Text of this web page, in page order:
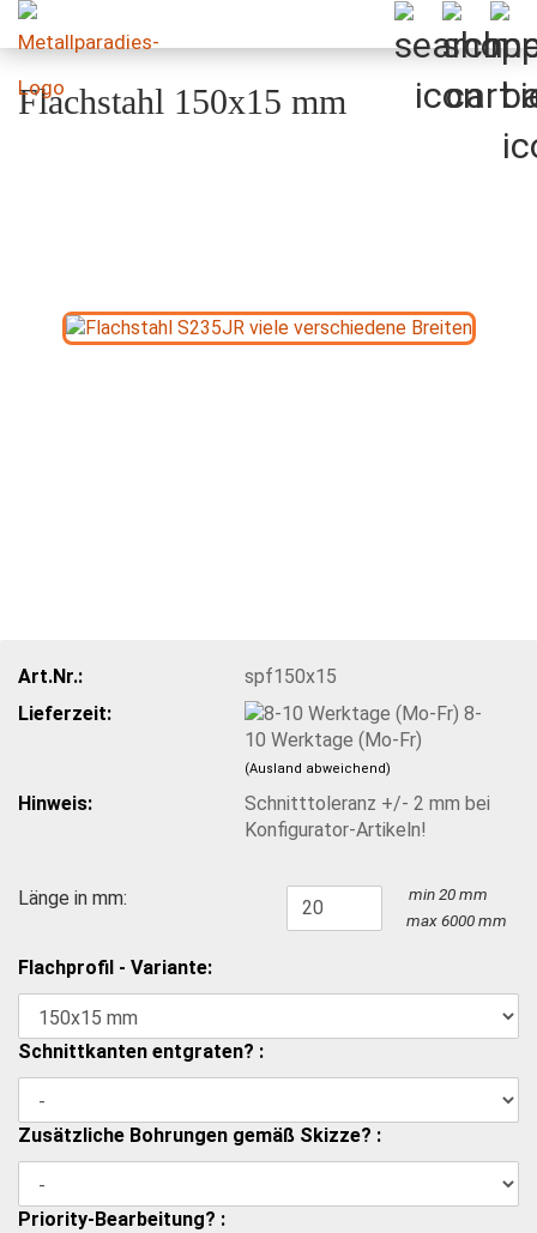
Flachstahl 150x15 mm
Art.Nr.:
spf150x15
Lieferzeit:
8-
10 Werktage (Mo-Fr)
(Ausland abweichend)
Hinweis:
Schnitttoleranz +/- 2 mm bei
Konfigurator-Artikeln!
Länge in mm:
min 20 mm
max 6000 mm
Flachprofil - Variante:
Schnittkanten entgraten? :
Zusätzliche Bohrungen gemäß Skizze? :
Priority-Bearbeitung? :